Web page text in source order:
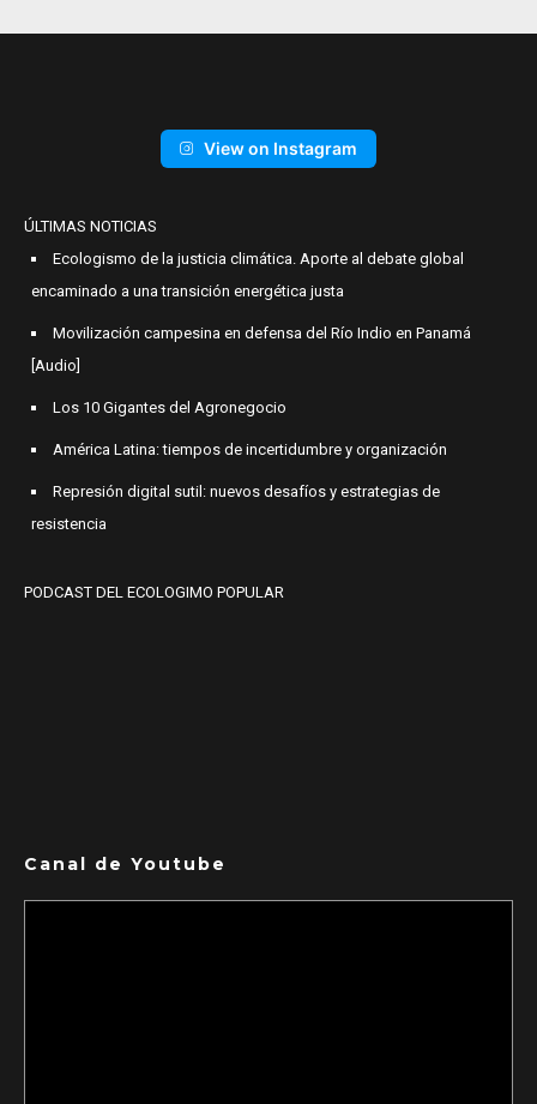
View on Instagram
ÚLTIMAS NOTICIAS
Ecologismo de la justicia climática. Aporte al debate global
encaminado a una transición energética justa
Movilización campesina en defensa del Río Indio en Panamá
[Audio]
Los 10 Gigantes del Agronegocio
América Latina: tiempos de incertidumbre y organización
Represión digital sutil: nuevos desafíos y estrategias de
resistencia
PODCAST DEL ECOLOGIMO POPULAR
Canal de Youtube